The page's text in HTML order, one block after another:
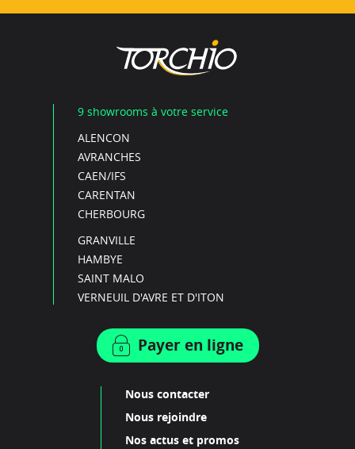
9 showrooms à votre service
ALENCON
AVRANCHES
CAEN/IFS
CARENTAN
CHERBOURG
GRANVILLE
HAMBYE
SAINT MALO
VERNEUIL D'AVRE ET D'ITON
Payer en ligne
Nous contacter
Nous rejoindre
Nos actus et promos